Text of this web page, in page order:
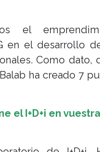
el
en el desarrollo
Como dato,
ha creado 7
el I+D+i en